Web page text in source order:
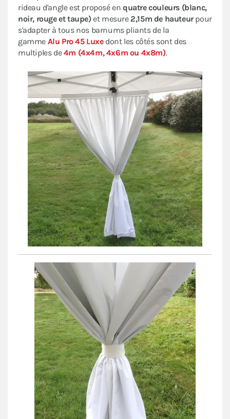
rideau d'angle est proposé enquatre couleurs (blanc,
noir, rouge et taupe)et mesure 2,15m de hauteurpour
s'adapter à tous nos barnums pliants de la
gamme Alu Pro 45 Luxedont les côtés sont des
multiples de4m (4x4m, 4x6m ou 4x8m).